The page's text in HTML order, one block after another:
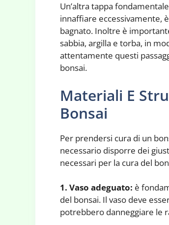
Un’altra tappa
innaffiare eccessivamente,
bagnato. Inoltre è
sabbia, argilla e torba, in
attentamente questi
bonsai.
Materiali E
Bonsai
Per prendersi cura di un
necessario disporre dei
necessari per la cura del
1. Vaso adeguato: è
del bonsai. Il vaso deve
potrebbero danneggiare le